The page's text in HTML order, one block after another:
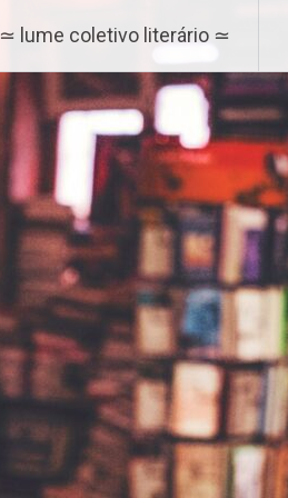
≃ lume coletivo literário ≃